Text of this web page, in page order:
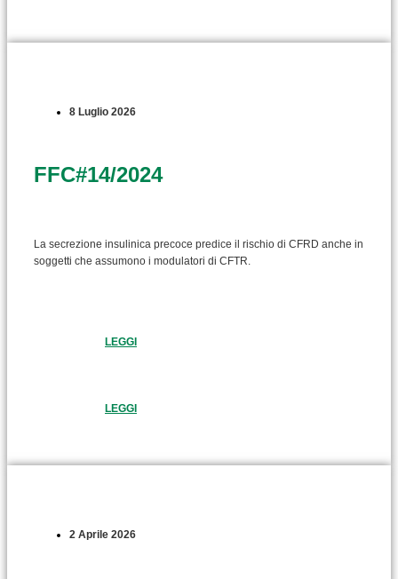
8 Luglio 2026
FFC#14/2024
La secrezione insulinica precoce predice il rischio di CFRD anche in
soggetti che assumono i modulatori di CFTR.
LEGGI
LEGGI
2 Aprile 2026